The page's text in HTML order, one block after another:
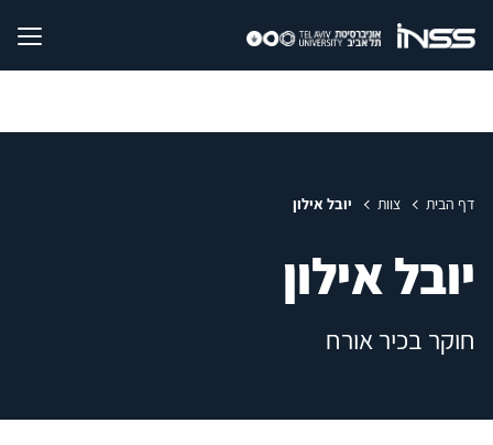
דף הבית צוות יובל אילון
יובל אילון
חוקר בכיר אורח